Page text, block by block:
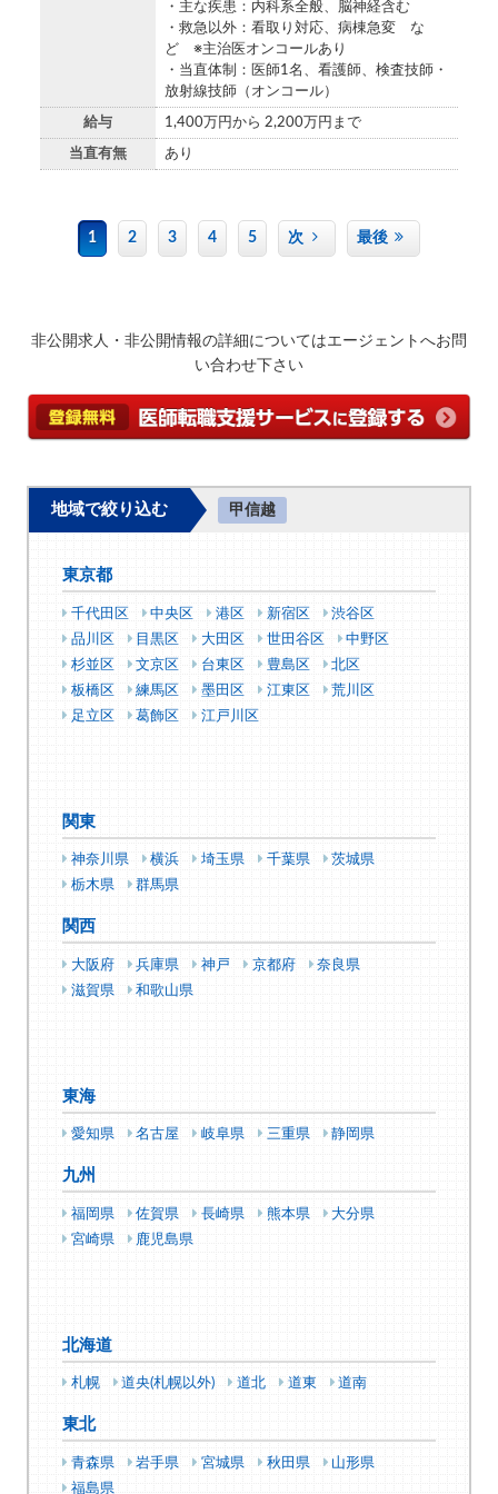
・主な疾患：内科系全般、脳神経含む
・救急以外：看取り対応、病棟急変 な
ど ※主治医オンコールあり
・当直体制：医師1名、看護師、検査技師・
放射線技師（オンコール）
給与 1,400万円から 2,200万円まで
当直有無 あり
1 2 3 4 5 次 最後
非公開求人・非公開情報の詳細についてはエージェントへお問
い合わせ下さい
地域で絞り込む 甲信越
東京都
千代田区 中央区 港区 新宿区
渋谷区
品川区
目黒区 大田区 世田谷区
中野区
杉並区
文京区 台東区 豊島区
北区
板橋区
練馬区 墨田区 江東区
荒川区
足立区
葛飾区 江戸川区
関東
神奈川県 横浜 埼玉県 千葉県
茨城県
栃木県
群馬県
関西
大阪府 兵庫県 神戸 京都府
奈良県
滋賀県
和歌山県
東海
愛知県 名古屋 岐阜県 三重県 静岡県
九州
福岡県 佐賀県 長崎県 熊本県
大分県
宮崎県
鹿児島県
北海道
札幌 道央(札幌以外) 道北 道東 道南
東北
青森県 岩手県 宮城県 秋田県
山形県
福島県